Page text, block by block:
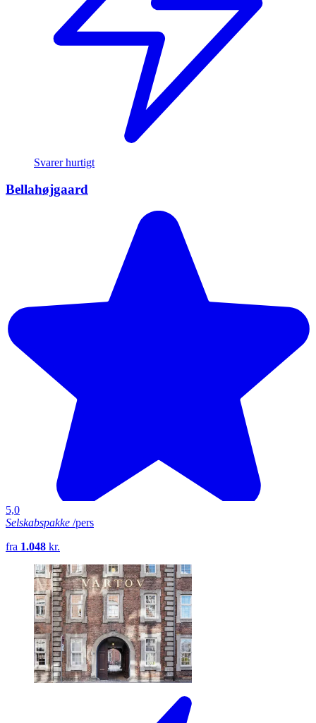
Svarer hurtigt
Bellahøjgaard
5,0
Selskabspakke /pers
fra 1.048 kr.